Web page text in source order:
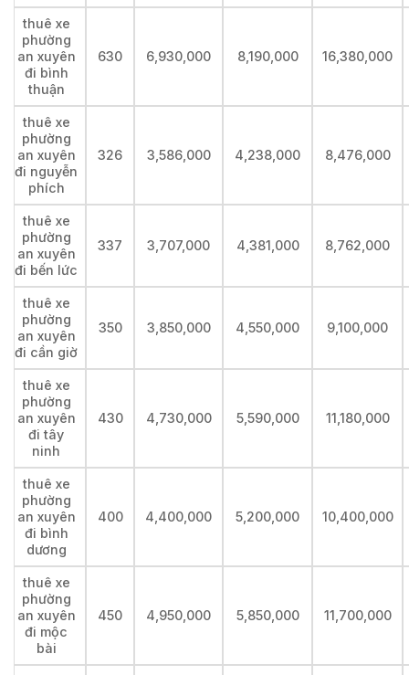
thuê xe
phường
an xuyên
đi bình
thuận
630 6,930,000 8,190,000 16,380,000
thuê xe
phường
an xuyên
đi nguyễn
phích
326 3,586,000 4,238,000 8,476,000
thuê xe
phường
an xuyên
đi bến lức
337 3,707,000 4,381,000 8,762,000
thuê xe
phường
an xuyên
đi cần giờ
350 3,850,000 4,550,000 9,100,000
thuê xe
phường
an xuyên
đi tây
ninh
430 4,730,000 5,590,000 11,180,000
thuê xe
phường
an xuyên
đi bình
dương
400 4,400,000 5,200,000 10,400,000
thuê xe
phường
an xuyên
đi mộc
bài
450 4,950,000 5,850,000 11,700,000